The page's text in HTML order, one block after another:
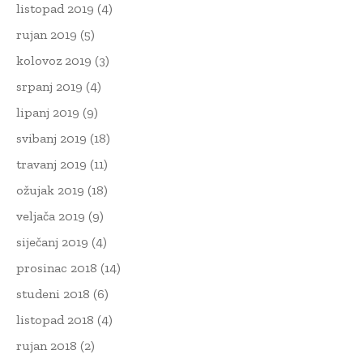
listopad 2019 (4)
rujan 2019 (5)
kolovoz 2019 (3)
srpanj 2019 (4)
lipanj 2019 (9)
svibanj 2019 (18)
travanj 2019 (11)
ožujak 2019 (18)
veljača 2019 (9)
siječanj 2019 (4)
prosinac 2018 (14)
studeni 2018 (6)
listopad 2018 (4)
rujan 2018 (2)